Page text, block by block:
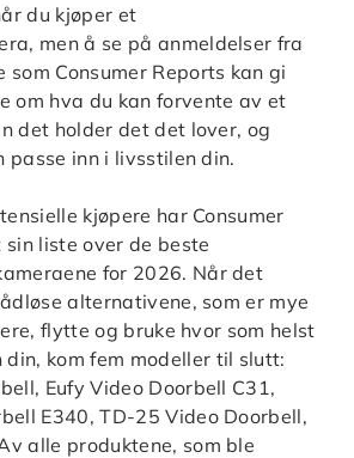
du kjøper et
men å se på anmeldelser fra
Consumer Reports kan gi
om hva du kan forvente av et
det holder det det lover, og
passe inn i livsstilen din.
kjøpere har Consumer
liste over de beste
for 2026. Når det
alternativene, som er mye
flytte og bruke hvor som helst
din, kom fem modeller til slutt:
Eufy Video Doorbell C31,
E340, TD-25 Video Doorbell,
alle produktene, som ble